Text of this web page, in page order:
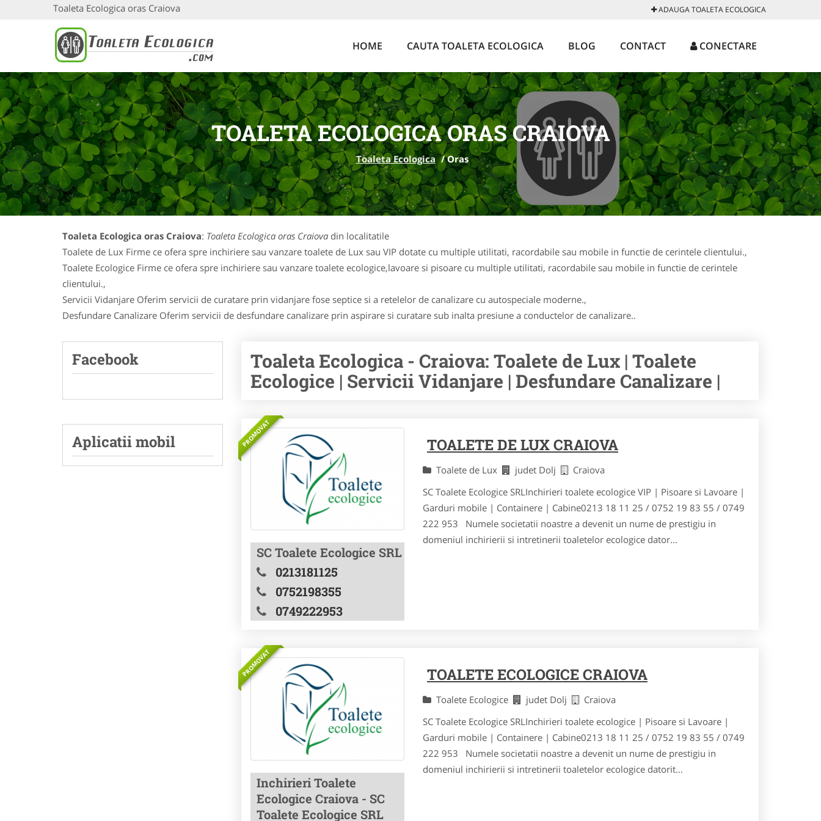
Toaleta Ecologica oras Craiova ADAUGA TOALETA ECOLOGICA
HOME CAUTA TOALETA ECOLOGICA BLOG CONTACT CONECTARE
TOALETA ECOLOGICA ORAS CRAIOVA
Toaleta Ecologica /Oras
Toaleta Ecologica oras Craiova: Toaleta Ecologica oras Craiova din localitatile
Toalete de Lux Firme ce ofera spre inchiriere sau vanzare toalete de Lux sau VIP dotate cu multiple utilitati, racordabile sau mobile in functie de cerintele clientului.,
Toalete Ecologice Firme ce ofera spre inchiriere sau vanzare toalete ecologice,lavoare si pisoare cu multiple utilitati, racordabile sau mobile in functie de cerintele
clientului.,
Servicii Vidanjare Oferim servicii de curatare prin vidanjare fose septice si a retelelor de canalizare cu autospeciale moderne.,
Desfundare Canalizare Oferim servicii de desfundare canalizare prin aspirare si curatare sub inalta presiune a conductelor de canalizare..
Facebook
Aplicatii mobil
Toaleta Ecologica - Craiova: Toalete de Lux | Toalete
Ecologice | Servicii Vidanjare | Desfundare Canalizare |
PROMOVAT
SC Toalete Ecologice SRL
0213181125
0752198355
0749222953
TOALETE DE LUX CRAIOVA
Toalete de Lux judet Dolj
Craiova
SC Toalete Ecologice SRLInchirieri toalete ecologice VIP | Pisoare si Lavoare |
Garduri mobile | Containere | Cabine0213 18 11 25 / 0752 19 83 55 / 0749
222 953 Numele societatii noastre a devenit un nume de prestigiu in
domeniul inchirierii si intretinerii toaletelor ecologice dator...
PROMOVAT
Inchirieri Toalete
Ecologice Craiova - SC
Toalete Ecologice SRL
TOALETE ECOLOGICE CRAIOVA
Toalete Ecologice judet Dolj
Craiova
SC Toalete Ecologice SRLInchirieri toalete ecologice | Pisoare si Lavoare |
Garduri mobile | Containere | Cabine0213 18 11 25 / 0752 19 83 55 / 0749
222 953 Numele societatii noastre a devenit un nume de prestigiu in
domeniul inchirierii si intretinerii toaletelor ecologice datorit...